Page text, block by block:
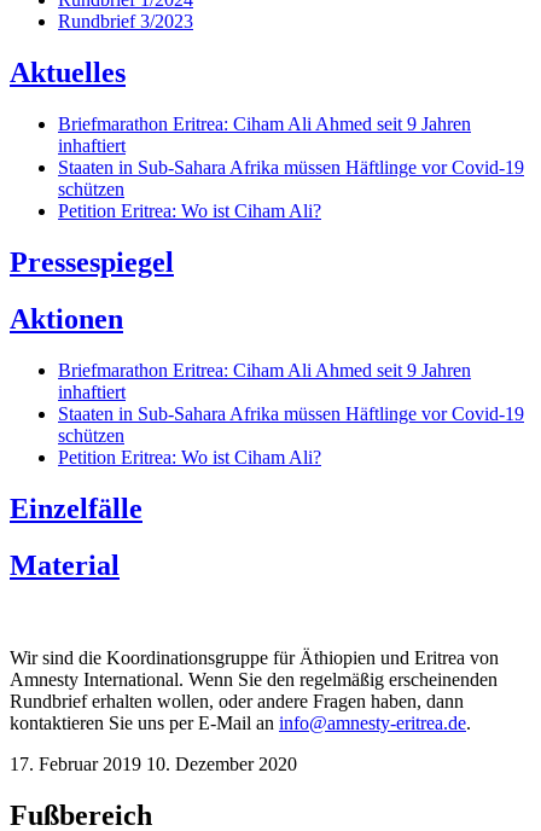
Rundbrief 3/2023
Aktuelles
Briefmarathon Eritrea: Ciham Ali Ahmed seit 9 Jahren
inhaftiert
Staaten in Sub-Sahara Afrika müssen Häftlinge vor Covid-19
schützen
Petition Eritrea: Wo ist Ciham Ali?
Pressespiegel
Aktionen
Briefmarathon Eritrea: Ciham Ali Ahmed seit 9 Jahren
inhaftiert
Staaten in Sub-Sahara Afrika müssen Häftlinge vor Covid-19
schützen
Petition Eritrea: Wo ist Ciham Ali?
Einzelfälle
Material
Wir sind die Koordinationsgruppe für Äthiopien und Eritrea von
Amnesty International. Wenn Sie den regelmäßig erscheinenden
Rundbrief erhalten wollen, oder andere Fragen haben, dann
kontaktieren Sie uns per E-Mail an info@amnesty-eritrea.de.
17. Februar 2019 10. Dezember 2020
Fußbereich